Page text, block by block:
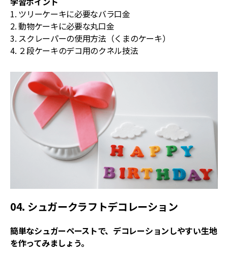
1. ツリーケーキに必要なバラ口金
2. 動物ケーキに必要な丸口金
3. スクレーパーの使用方法（くまのケーキ）
4. ２段ケーキのデコ用のクネル技法
04. シュガークラフトデコレーション
簡単なシュガーペーストで、デコレーションしやすい生地
を作ってみましょう。